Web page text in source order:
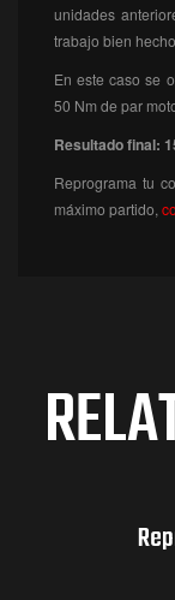
unidades
trabajo bien
En este caso se
50 Nm de par
Resultado final:
Reprograma tu
máximo partido,